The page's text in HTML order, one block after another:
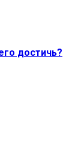
достичь?